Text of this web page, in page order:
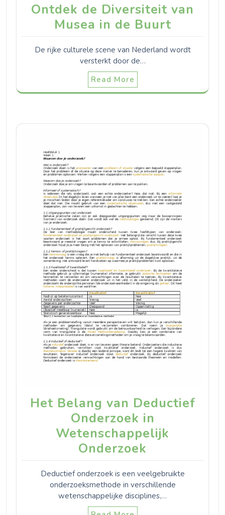
Ontdek de Diversiteit van
Musea in de Buurt
De rijke culturele scene van Nederland wordt
versterkt door de…
Read More
Het Belang van Deductief
Onderzoek in
Wetenschappelijk
Onderzoek
Deductief onderzoek is een veelgebruikte
onderzoeksmethode in verschillende
wetenschappelijke disciplines,…